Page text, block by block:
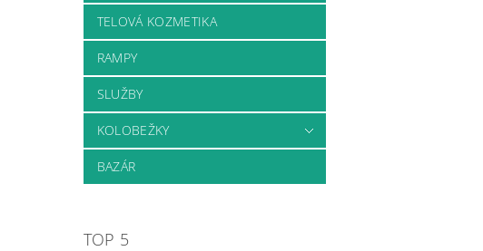
TELOVÁ KOZMETIKA
RAMPY
SLUŽBY
KOLOBEŽKY
BAZÁR
TOP 5